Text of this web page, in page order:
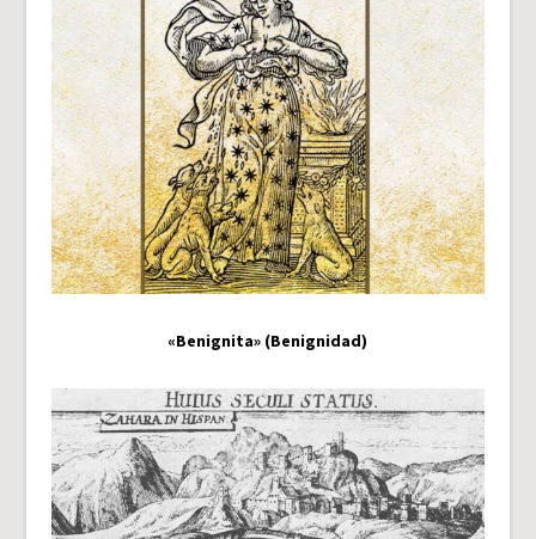
«Benignita» (Benignidad)